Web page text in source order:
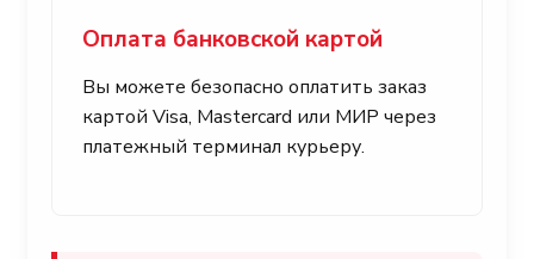
Оплата банковской картой
Вы можете безопасно оплатить заказ
картой Visa, Mastercard или МИР через
платежный терминал курьеру.